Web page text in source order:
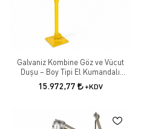
Galvaniz Kombine Göz ve Vücut
Duşu – Boy Tipi El Kumandalı
Güvenlik Duşu
15.972,77 +KDV